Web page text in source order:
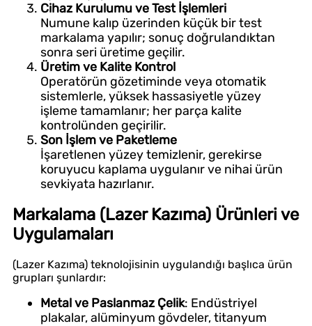
Cihaz Kurulumu ve Test İşlemleri
Numune kalıp üzerinden küçük bir test
markalama yapılır; sonuç doğrulandıktan
sonra seri üretime geçilir.
Üretim ve Kalite Kontrol
Operatörün gözetiminde veya otomatik
sistemlerle, yüksek hassasiyetle yüzey
işleme tamamlanır; her parça kalite
kontrolünden geçirilir.
Son İşlem ve Paketleme
İşaretlenen yüzey temizlenir, gerekirse
koruyucu kaplama uygulanır ve nihai ürün
sevkiyata hazırlanır.
Markalama (Lazer Kazıma) Ürünleri ve
Uygulamaları
(Lazer Kazıma) teknolojisinin uygulandığı başlıca ürün
grupları şunlardır:
Metal ve Paslanmaz Çelik: Endüstriyel
plakalar, alüminyum gövdeler, titanyum